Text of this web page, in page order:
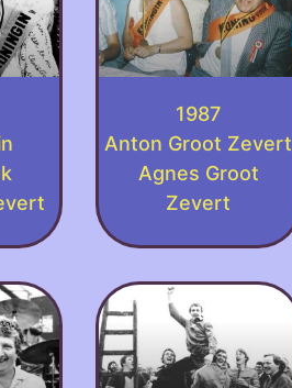
1987
Anton Groot Zevert
Agnes Groot
Zevert